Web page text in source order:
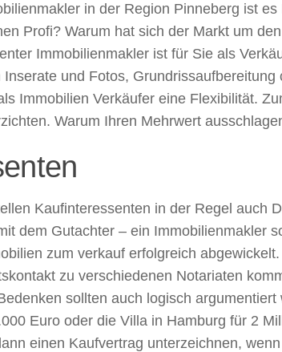
in der Region Pinneberg ist es
Profi? Warum hat sich der Markt um
Immobilienmakler ist für Sie als
und Fotos, Grundrissaufbereitung
Immobilien Verkäufer eine Flexibilität.
Warum Ihren Mehrwert
Kaufinteressenten in der Regel auch
dem Gutachter – ein Immobilienmakler
zum verkauf erfolgreich
zu verschiedenen Notariaten
sollten auch logisch argumentiert
Euro oder die Villa in Hamburg für 2
einen Kaufvertrag unterzeichnen,